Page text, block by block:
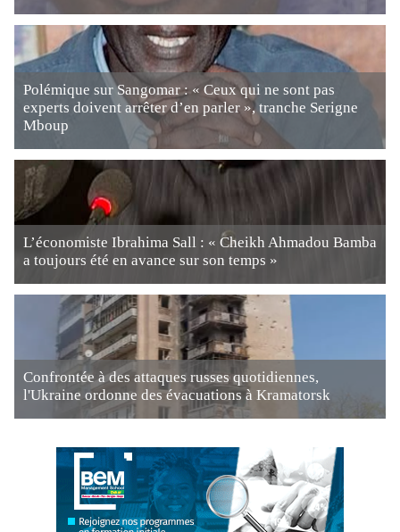
Polémique sur Sangomar : « Ceux qui ne sont pas
experts doivent arrêter d’en parler », tranche Serigne
Mboup
L’économiste Ibrahima Sall : « Cheikh Ahmadou Bamba
a toujours été en avance sur son temps »
Confrontée à des attaques russes quotidiennes,
l'Ukraine ordonne des évacuations à Kramatorsk